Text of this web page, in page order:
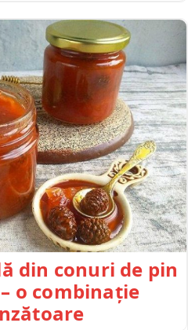
din conuri de pin
o combinație